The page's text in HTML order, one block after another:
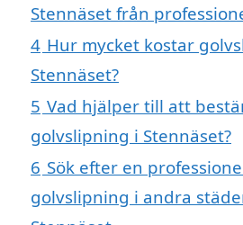
Stennäset från
4 Hur mycket kostar
Stennäset?
5 Vad hjälper till att
golvslipning i Stennäset?
6 Sök efter en
golvslipning i andra